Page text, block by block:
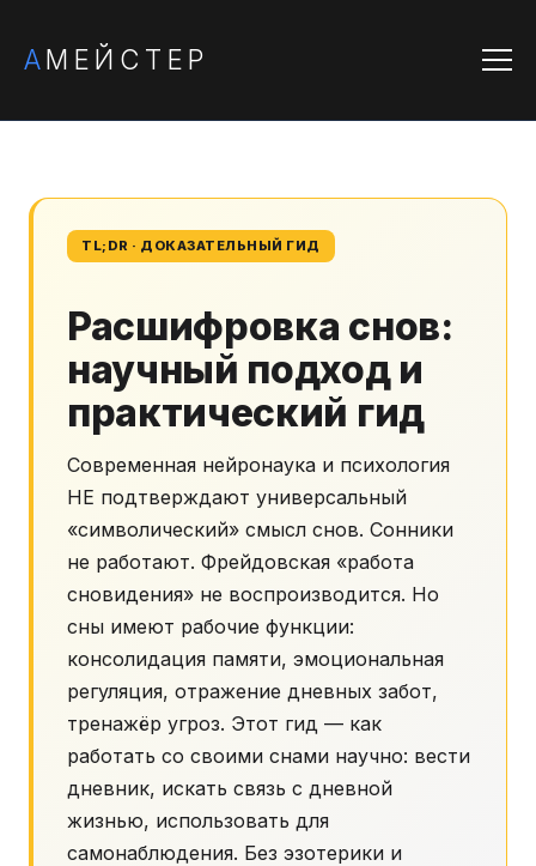
АМЕЙСТЕР
TL;DR · ДОКАЗАТЕЛЬНЫЙ ГИД
Расшифровка снов:
научный подход и
практический гид
Современная нейронаука и психология
НЕ подтверждают универсальный
«символический» смысл снов. Сонники
не работают. Фрейдовская «работа
сновидения» не воспроизводится. Но
сны имеют рабочие функции:
консолидация памяти, эмоциональная
регуляция, отражение дневных забот,
тренажёр угроз. Этот гид — как
работать со своими снами научно: вести
дневник, искать связь с дневной
жизнью, использовать для
самонаблюдения. Без эзотерики и